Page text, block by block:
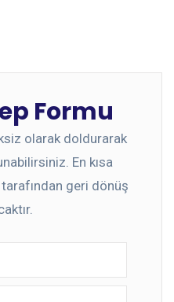
Formu
olarak doldurarak
En kısa
geri dönüş